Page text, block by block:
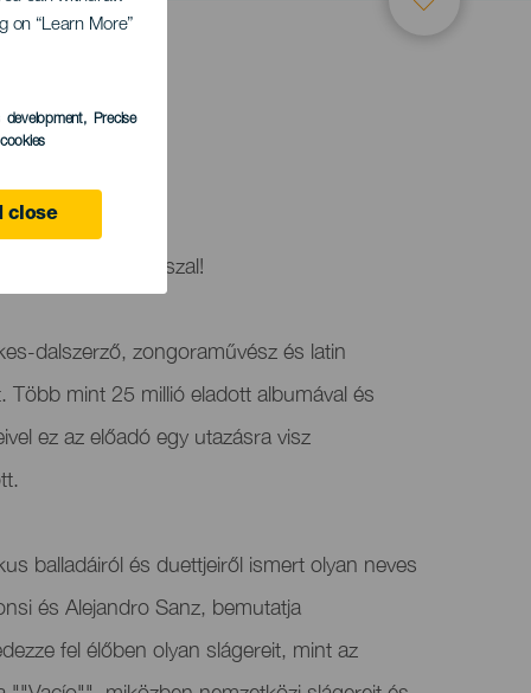
on “Learn More”
development, Precise
close
Noel Schajrisszal!
dalszerző, zongoraművész és latin
Több mint 25 millió eladott albumával és
ez az előadó egy utazásra visz
balladáiról és duettjeiről ismert olyan neves
és Alejandro Sanz, bemutatja
fel élőben olyan slágereit, mint az